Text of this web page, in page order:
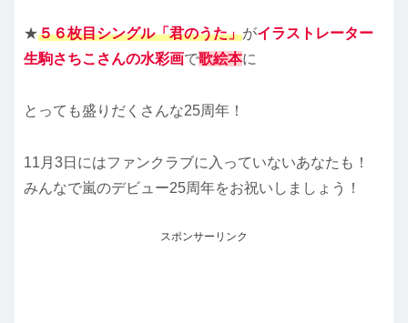
★５６枚目シングル「君のうた」がイラストレーター
生駒さちこさんの水彩画で歌絵本に
とっても盛りだくさんな25周年！
11月3日にはファンクラブに入っていないあなたも！
みんなで嵐のデビュー25周年をお祝いしましょう！
スポンサーリンク